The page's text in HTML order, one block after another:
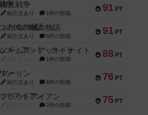
91 PT
南北戦争
紹介文あり 1件の投稿
91 PT
ふたつの城の物語
紹介文あり 6件の投稿
88 PT
ノームズ・アット・ナイト
1件の投稿
76 PT
マーリン
紹介文あり 6件の投稿
75 PT
フラットアイアン
2件の投稿